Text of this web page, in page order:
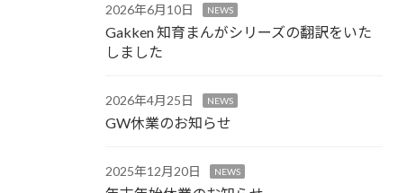
2026年6月10日 NEWS
Gakken 知育まんがシリーズの翻訳をいた
しました
2026年4月25日 NEWS
GW休業のお知らせ
2025年12月20日 NEWS